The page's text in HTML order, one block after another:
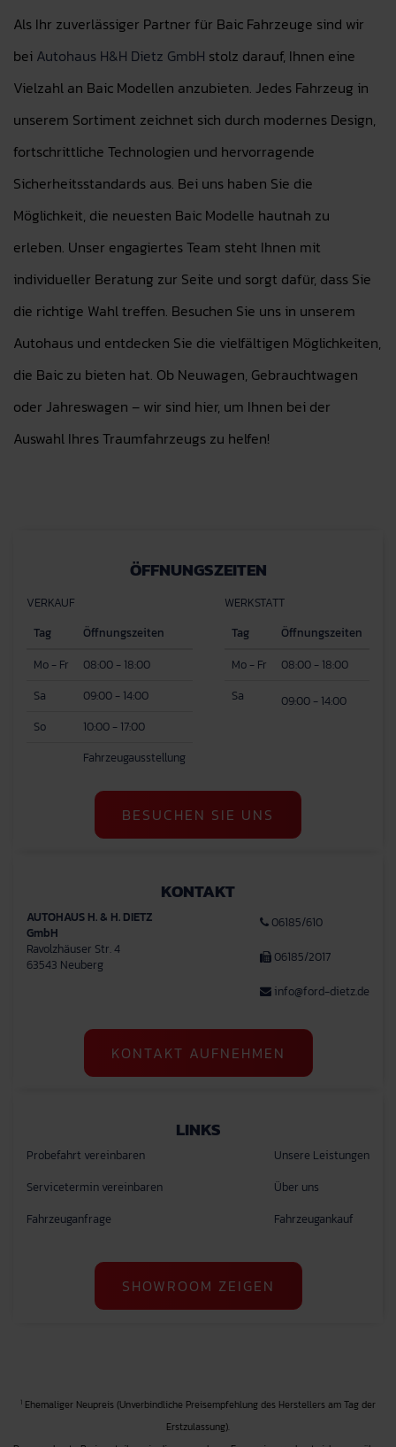
Als Ihr zuverlässiger Partner für Baic Fahrzeuge sind wir
bei Autohaus H&H Dietz GmbH stolz darauf, Ihnen eine
Vielzahl an Baic Modellen anzubieten. Jedes Fahrzeug in
unserem Sortiment zeichnet sich durch modernes Design,
fortschrittliche Technologien und hervorragende
Sicherheitsstandards aus. Bei uns haben Sie die
Möglichkeit, die neuesten Baic Modelle hautnah zu
erleben. Unser engagiertes Team steht Ihnen mit
individueller Beratung zur Seite und sorgt dafür, dass Sie
die richtige Wahl treffen. Besuchen Sie uns in unserem
Autohaus und entdecken Sie die vielfältigen Möglichkeiten,
die Baic zu bieten hat. Ob Neuwagen, Gebrauchtwagen
oder Jahreswagen – wir sind hier, um Ihnen bei der
Auswahl Ihres Traumfahrzeugs zu helfen!
ÖFFNUNGSZEITEN
VERKAUF
Tag
Öffnungszeiten
Mo - Fr
08:00 - 18:00
Sa
09:00 - 14:00
So
10:00 - 17:00
Fahrzeugausstellung
WERKSTATT
Tag
Öffnungszeiten
Mo - Fr
08:00 - 18:00
Sa
09:00 - 14:00
BESUCHEN SIE UNS
KONTAKT
AUTOHAUS H. & H. DIETZ
GmbH
Ravolzhäuser Str. 4
63543 Neuberg
06185/610
06185/2017
info@ford-dietz.de
KONTAKT AUFNEHMEN
LINKS
Probefahrt vereinbaren
Servicetermin vereinbaren
Fahrzeuganfrage
Unsere Leistungen
Über uns
Fahrzeugankauf
SHOWROOM ZEIGEN
1 Ehemaliger Neupreis (Unverbindliche Preisempfehlung des Herstellers am Tag der
Erstzulassung).